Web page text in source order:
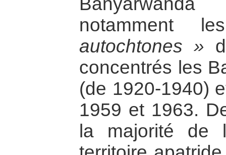
notamment
autochtones »
concentrés les
(de 1920-1940)
1959 et 1963.
la majorité de